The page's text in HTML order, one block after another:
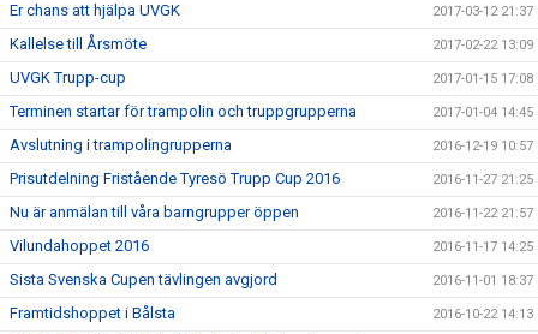
Er chans att hjälpa UVGK 2017-03-12 21:37
Kallelse till Årsmöte 2017-02-22 13:09
UVGK Trupp-cup 2017-01-15 17:08
Terminen startar för trampolin och truppgrupperna 2017-01-04 14:45
Avslutning i trampolingrupperna 2016-12-19 10:57
Prisutdelning Fristående Tyresö Trupp Cup 2016 2016-11-27 21:25
Nu är anmälan till våra barngrupper öppen 2016-11-22 21:57
Vilundahoppet 2016 2016-11-17 14:25
Sista Svenska Cupen tävlingen avgjord 2016-11-01 18:37
Framtidshoppet i Bålsta 2016-10-22 14:13